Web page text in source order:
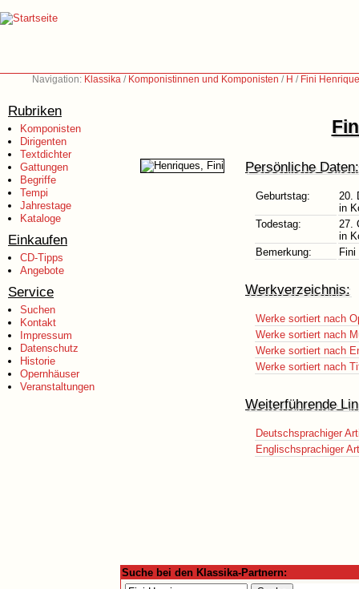
Navigation: Klassika / Komponistinnen und Komponisten / H / Fini
Rubriken
Komponisten
Dirigenten
Textdichter
Gattungen
Begriffe
Tempi
Jahrestage
Kataloge
Einkaufen
CD-Tipps
Angebote
Service
Suchen
Kontakt
Impressum
Datenschutz
Historie
Opernhäuser
Veranstaltungen
Persönliche Daten:
Geburtstag:
20.
in
Todestag:
27.
in
Bemerkung:
Werkverzeichnis:
Werke sortiert nach
Werke sortiert nach
Werke sortiert nach
Werke sortiert nach
Weiterführende
Deutschsprachiger
Englischsprachiger
Suche bei den Klassika-Partnern: